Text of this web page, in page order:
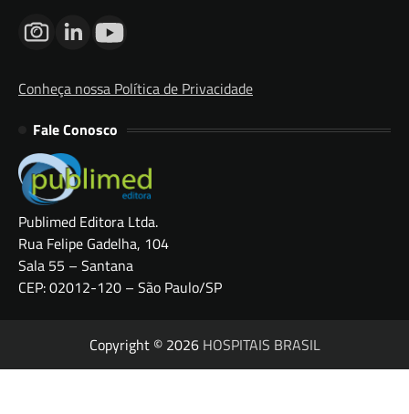
Conheça nossa Política de Privacidade
Fale Conosco
Publimed Editora Ltda.
Rua Felipe Gadelha, 104
Sala 55 – Santana
CEP: 02012-120 – São Paulo/SP
Copyright © 2026 HOSPITAIS BRASIL